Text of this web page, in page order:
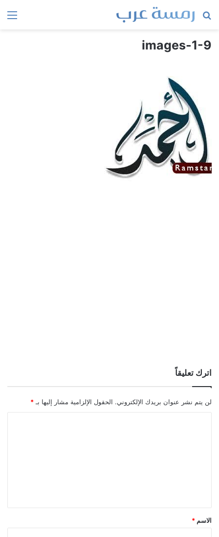
بحث
images-1-9
اترك تعليقاً
لن يتم نشر عنوان بريدك الإلكتروني. الحقول الإلزامية مشار إليها بـ *
ق
*
الاسم *